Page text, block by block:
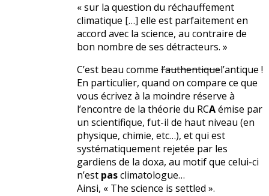
« sur la question du réchauffement
climatique […] elle est parfaitement en
accord avec la science, au contraire de
bon nombre de ses détracteurs. »
C’est beau comme l’authentiquel’antique !
En particulier, quand on compare ce que
vous écrivez à la moindre réserve à
l’encontre de la théorie du RCAémise par
un scientifique, fut-il de haut niveau (en
physique, chimie, etc…), et qui est
systématiquement rejetée par les
gardiens de la doxa, au motif que celui-ci
n’est pasclimatologue…
Ainsi, « The science is settled ».